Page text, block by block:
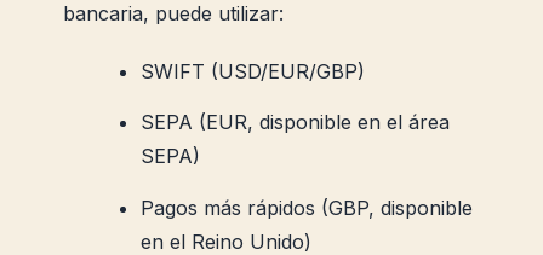
bancaria, puede utilizar:
SWIFT (USD/EUR/GBP)
SEPA (EUR, disponible en el área
SEPA)
Pagos más rápidos (GBP, disponible
en el Reino Unido)